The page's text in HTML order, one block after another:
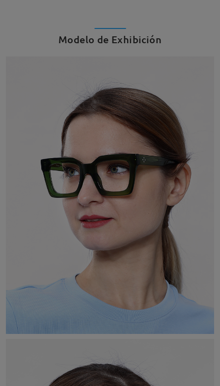
Modelo de Exhibición